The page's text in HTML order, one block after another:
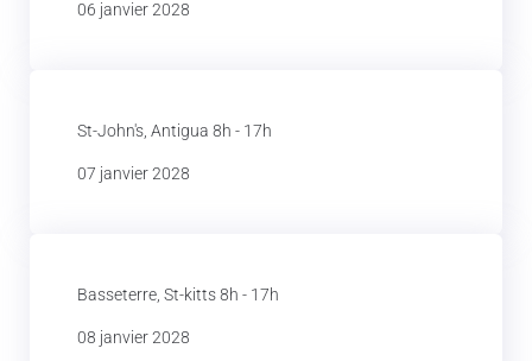
06 janvier 2028
St-John's, Antigua 8h - 17h
07 janvier 2028
Basseterre, St-kitts 8h - 17h
08 janvier 2028